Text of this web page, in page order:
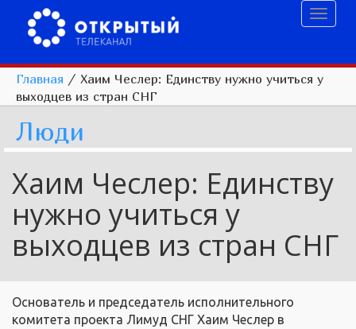
Главная / Хаим Чеслер: Единству нужно учиться у
выходцев из стран СНГ
Люди
Хаим Чеслер: Единству
нужно учиться у
выходцев из стран СНГ
Основатель и председатель исполнительного
комитета проекта Лимуд СНГ Хаим Чеслер в